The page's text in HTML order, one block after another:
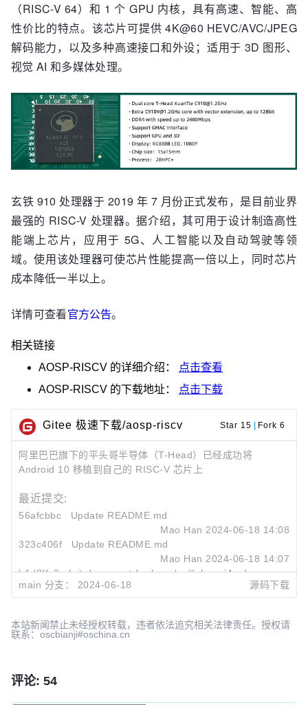
（RISC-V 64）和 1 个 GPU 内核，具有高速、智能、高
性价比的特点。该芯片可提供 4K@60 HEVC/AVC/JPEG
解码能力，以及多种高速接口和外设；适用于 3D 图形、
视觉 AI 和多媒体处理。
玄铁 910 处理器于 2019 年 7 月份正式发布，是目前业界
最强的 RISC-V 处理器。据介绍，其可用于设计制造高性
能端上芯片，应用于 5G、人工智能以及自动驾驶等领
域。使用该处理器可使芯片性能提高一倍以上，同时芯片
成本降低一半以上。
详情可查看官方公告。
相关链接
AOSP-RISCV 的详细介绍：
点击查看
AOSP-RISCV 的下载地址： 点击下载
Gitee 极速下载/aosp-riscv Star 15 | Fork 6
阿里巴巴旗下的平头哥半导体（T-Head）已经成功将
Android 10 移植到自己的 RISC-V 芯片上
最近提交:
56afcbbc
Update README.md
Mao Han 2024-06-18 14:08
323c406f
Update README.md
Mao Han 2024-06-18 14:07
b1d8ffc3
Init document for beaglev/licheepi4a dev board
2023-07-27 19:32
main 分支： 2024-06-18 源码下载
本站新闻禁止未经授权转载，违者依法追究相关法律责任。授权请
联系：oscbianji#oschina.cn
评论: 54